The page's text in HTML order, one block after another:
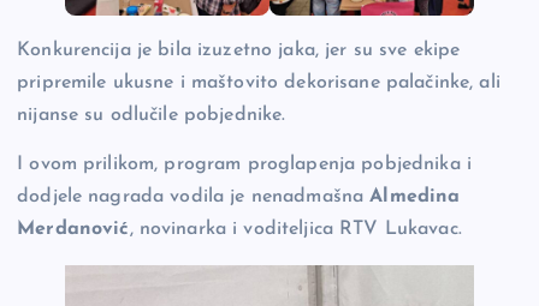
Konkurencija je bila izuzetno jaka, jer su sve ekipe
pripremile ukusne i maštovito dekorisane palačinke, ali
nijanse su odlučile pobjednike.
I ovom prilikom, program proglapenja pobjednika i
dodjele nagrada vodila je nenadmašnaAlmedina
Merdanović, novinarka i voditeljica RTV Lukavac.